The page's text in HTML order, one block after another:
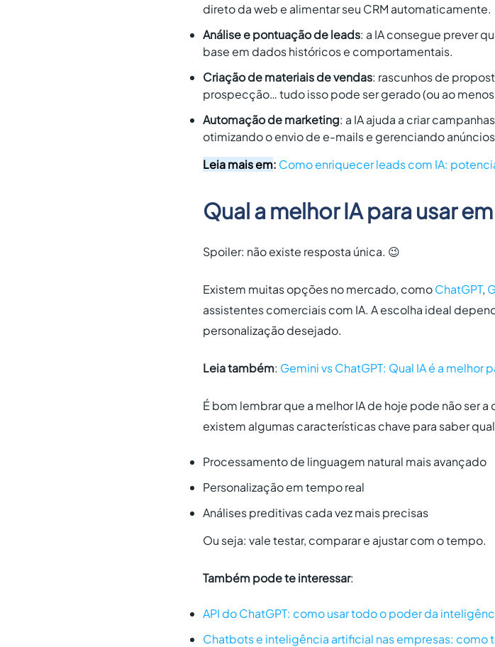
direto da web e alimentar seu CRM automaticamente.
Análise e pontuação de leads: a IA consegue prever
base em dados históricos e comportamentais.
Criação de materiais de vendas: rascunhos de
prospecção… tudo isso pode ser gerado (ou ao
Automação de marketing: a IA ajuda a criar
otimizando o envio de e-mails e gerenciando
Leia mais em: Como enriquecer leads com IA:
Qual a melhor IA para usar
Spoiler: não existe resposta única. 😉
Existem muitas opções no mercado, comoChatGPT,
assistentes comerciais com IA. A escolha ideal
personalização desejado.
Leia também: Gemini vs ChatGPT: Qual IA é a melhor
É bom lembrar que a melhor IA de hoje pode não ser
existem algumas características chave para saber
Processamento de linguagem natural mais avançado
Personalização em tempo real
Análises preditivas cada vez mais precisas
Ou seja: vale testar, comparar e ajustar com o tempo.
Também pode te interessar:
API do ChatGPT: como usar todo o poder da
Chatbots e inteligência artificial nas empresas: como